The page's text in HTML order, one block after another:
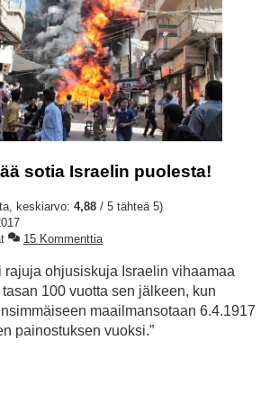
sotia Israelin puolesta!
keskiarvo: 4,88 / 5 tähteä 5)
15 Kommenttia
rajuja ohjusiskuja Israelin vihaamaa
100 vuotta sen jälkeen, kun
maailmansotaan 6.4.1917
painostuksen vuoksi.”